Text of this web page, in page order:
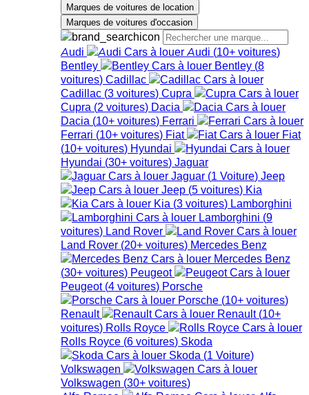
Marques de voitures de location
Marques de voitures d'occasion
Audi Audi (10+ voitures)
Bentley
Bentley (8
voitures) Cadillac
Cadillac (3 voitures) Cupra
Cupra (2 voitures) Dacia
Dacia (10+ voitures) Ferrari
Ferrari (10+ voitures) Fiat
Fiat
(10+ voitures) Hyundai
Hyundai (30+ voitures) Jaguar
Jaguar (1 Voiture) Jeep
Jeep (5 voitures) Kia
Kia (3 voitures) Lamborghini
Lamborghini (9
voitures) Land Rover
Land Rover (20+ voitures) Mercedes Benz
Mercedes Benz
(30+ voitures) Peugeot
Peugeot (4 voitures) Porsche
Porsche (10+ voitures)
Renault
Renault (10+
voitures) Rolls Royce
Rolls Royce (6 voitures) Skoda
Skoda (1 Voiture)
Volkswagen
Volkswagen (30+ voitures)